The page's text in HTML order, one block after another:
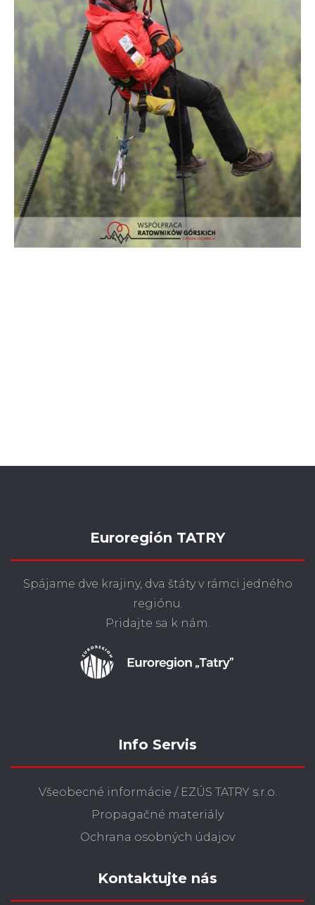
Euroregión TATRY
Spájame dve krajiny, dva štáty v rámci jedného
regiónu.
Pridajte sa k nám.
Info Servis
Všeobecné informácie / EZÚS TATRY s.r.o.
Propagačné materiály
Ochrana osobných údajov
Kontaktujte nás